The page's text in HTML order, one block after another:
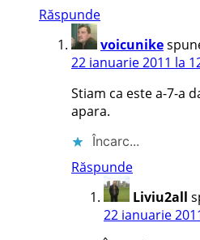
Răspunde
voicunike
22 ianuarie 2011 la
Stiam ca este a-7-a
apara.
Încarc...
Răspunde
Liviu2all
22 ianuarie